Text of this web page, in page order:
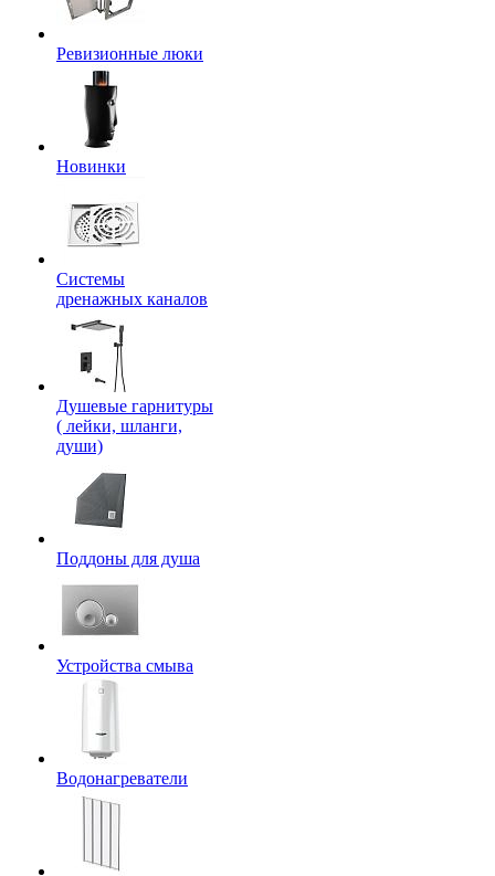
Ревизионные люки
Новинки
Системы
дренажных каналов
Душевые гарнитуры
( лейки, шланги,
души)
Поддоны для душа
Устройства смыва
Водонагреватели